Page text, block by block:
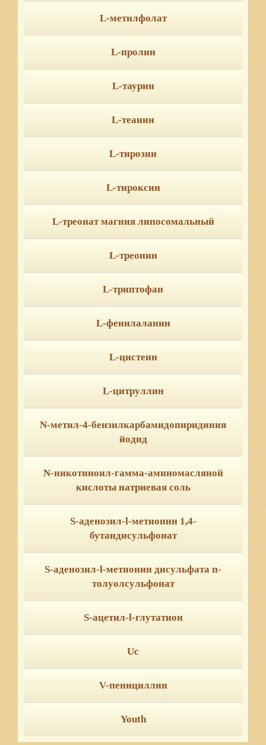
L-метилфолат
L-пролин
L-таурин
L-теанин
L-тирозин
L-тироксин
L-треонат магния липосомальный
L-треонин
L-триптофан
L-фенилаланин
L-цистеин
L-цитруллин
N-метил-4-бензилкарбамидопиридиния
йодид
N-никотиноил-гамма-аминомасляной
кислоты натриевая соль
S-аденозил-l-метионин 1,4-
бутандисульфонат
S-аденозил-l-метионин дисульфата п-
толуолсульфонат
S-ацетил-l-глутатион
Uc
V-пенициллин
Youth